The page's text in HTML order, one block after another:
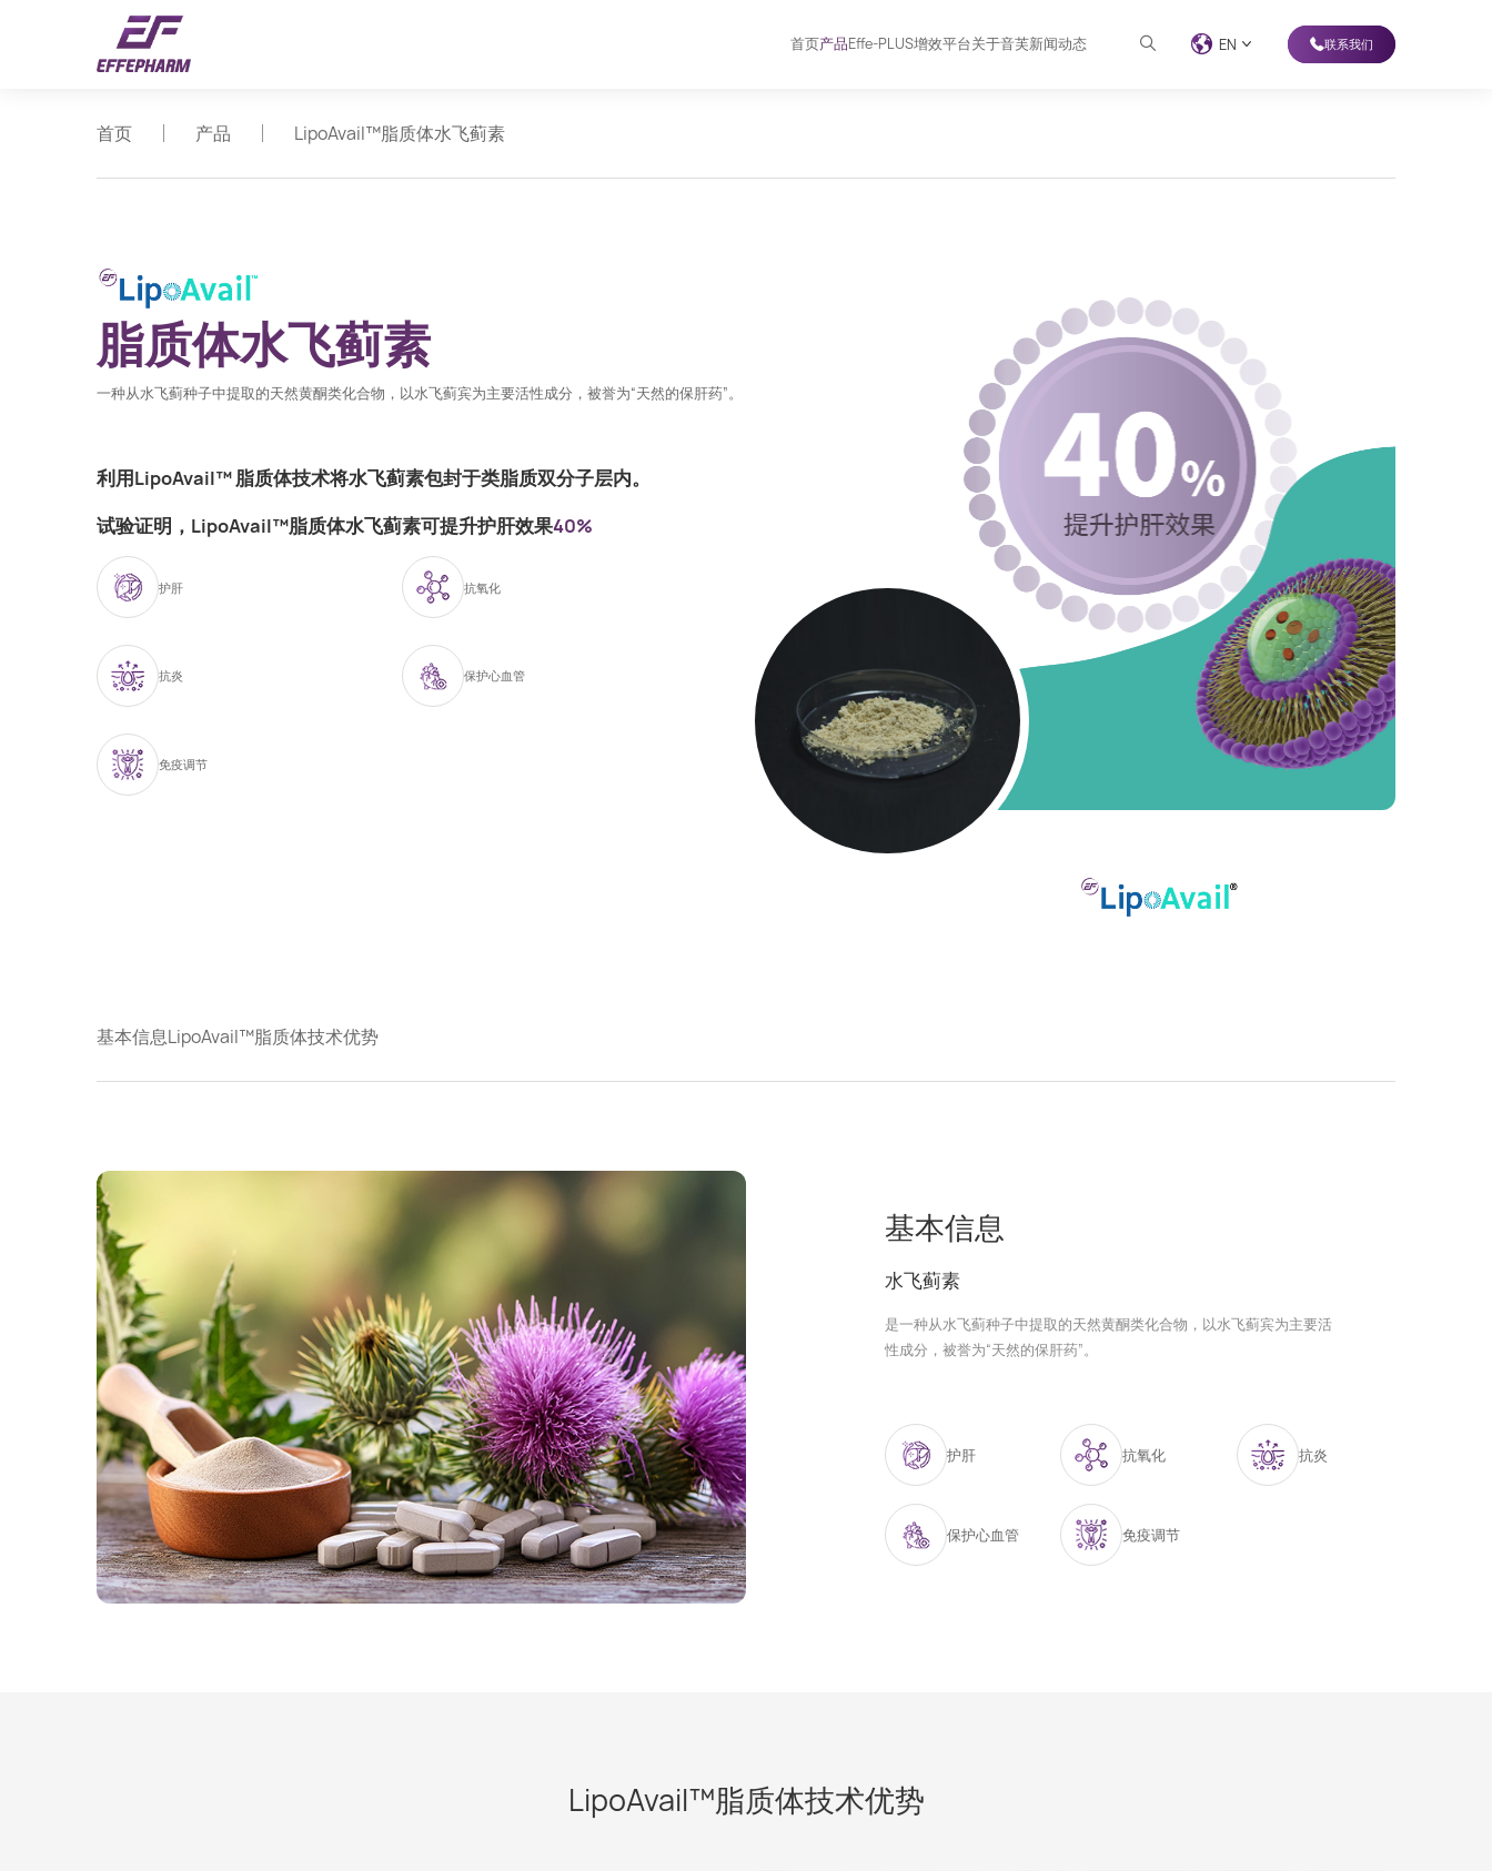
首页产品Effe-PLUS增效平台关于音芙新闻动态 EN 联系我们
首页 产品 LipoAvail™脂质体水飞蓟素
脂质体水飞蓟素
一种从水飞蓟种子中提取的天然黄酮类化合物，以水飞蓟宾为主要活性成分，被誉为“天然的保肝药”。
利用LipoAvail™ 脂质体技术将水飞蓟素包封于类脂质双分子层内。
试验证明，LipoAvail™脂质体水飞蓟素可提升护肝效果40%
护肝 抗氧化
抗炎 保护心血管
免疫调节
基本信息LipoAvail™脂质体技术优势
基本信息
水飞蓟素
是一种从水飞蓟种子中提取的天然黄酮类化合物，以水飞蓟宾为主要活
性成分，被誉为“天然的保肝药”。
护肝 抗氧化 抗炎
保护心血管 免疫调节
LipoAvail™脂质体技术优势